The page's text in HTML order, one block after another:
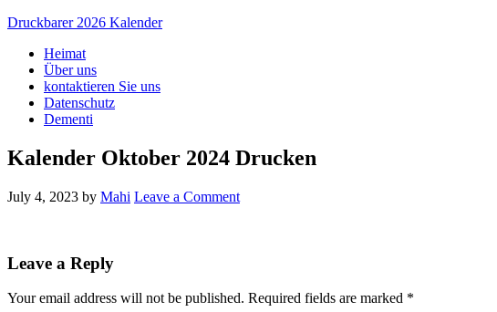
Druckbarer 2026 Kalender
Heimat
Über uns
kontaktieren Sie uns
Datenschutz
Dementi
Kalender Oktober 2024 Drucken
July 4, 2023 by Mahi Leave a Comment
Leave a Reply
Your email address will not be published. Required fields are marked *